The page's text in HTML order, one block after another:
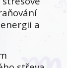
a